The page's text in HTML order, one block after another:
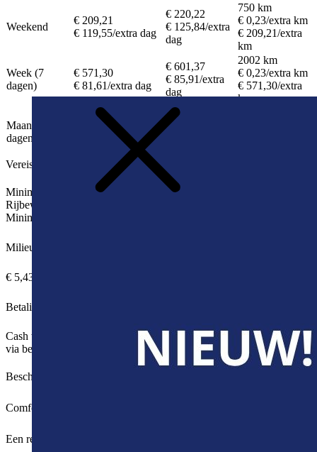
Weekend
€ 209,21
€ 119,55/extra dag
€ 220,22
€ 125,84/extra
dag
750 km
€ 0,23/extra km
€ 209,21/extra
km
Week (7
dagen)
€ 571,30
€ 81,61/extra dag
€ 601,37
€ 85,91/extra
dag
2002 km
€ 0,23/extra km
€ 571,30/extra
km
Maand (30
dagen)
€ 1.485,15
/extra dag
€ 1.563,32
€ 52,11
Vereisten voor bestuurder
Minimumleeftijd
21
Rijbewijs
Minimaal aantal jaar rijbewijs
Milieubijdrage
€ 5,43
Betalingsvereisten
Cash wordt niet meer aanvaard, betalingen kunnen enkel gebeuren
via betaalkaart of kredietkaart (Bancontact, Visa, Mastercard).
Beschrijving
Comfortabel op vakantie met 7 personen (volgens beschikbaarheid)
Een reisje gepland met 7 personen en u wil daarvoor een